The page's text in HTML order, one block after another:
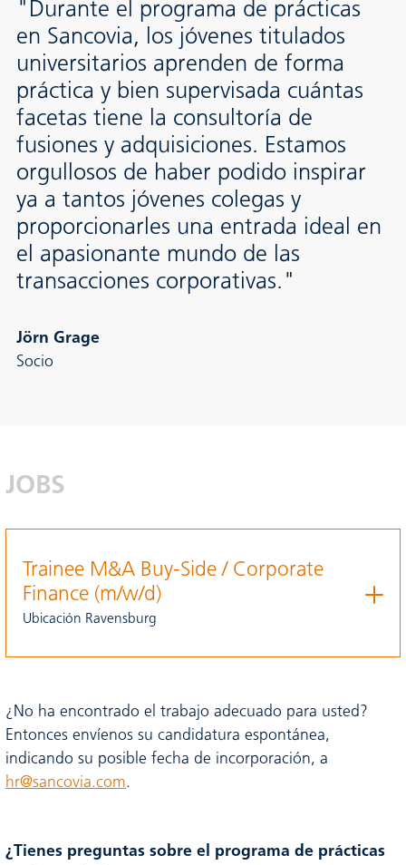
"Durante el programa de prácticas
en Sancovia, los jóvenes titulados
universitarios aprenden de forma
práctica y bien supervisada cuántas
facetas tiene la consultoría de
fusiones y adquisiciones. Estamos
orgullosos de haber podido inspirar
ya a tantos jóvenes colegas y
proporcionarles una entrada ideal en
el apasionante mundo de las
transacciones corporativas."
Jörn Grage
Socio
JOBS
Trainee M&A Buy-Side / Corporate
Finance (m/w/d)
Ubicación Ravensburg
¿No ha encontrado el trabajo adecuado para usted?
Entonces envíenos su candidatura espontánea,
indicando su posible fecha de incorporación, a
hr@sancovia.com.
¿Tienes preguntas sobre el programa de prácticas